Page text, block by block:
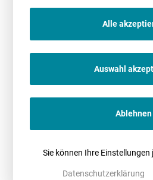
Köln
Heumarkt 20, 50667 Köln
Alle
Auswahl
Ablehnen
Sie können Ihre
Datenschutzerklärung